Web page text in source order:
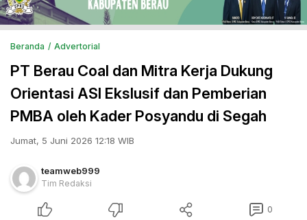
Beranda Advertorial
PT Berau Coal dan Mitra Kerja Dukung
Orientasi ASI Ekslusif dan Pemberian
PMBA oleh Kader Posyandu di Segah
Jumat, 5 Juni 2026 12:18 WIB
teamweb999
Tim Redaksi
0